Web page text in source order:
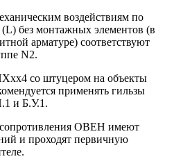
воздействиям по
без монтажных элементов (в
арматуре) соответствуют
N2.
со штуцером на объекты
применять гильзы
и Б.У.1.
сопротивления ОВЕН имеют
и проходят первичную